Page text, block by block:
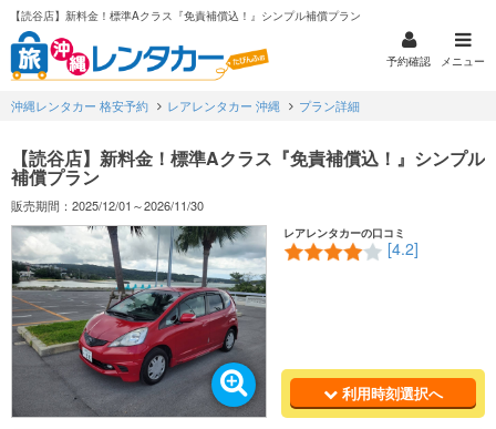
【読谷店】新料金！標準Aクラス『免責補償込！』シンプル補償プラン
予約確認 メニュー
沖縄レンタカー 格安予約 レアレンタカー 沖縄 プラン詳細
【読谷店】新料金！標準Aクラス『免責補償込！』シンプル
補償プラン
販売期間：2025/12/01～2026/11/30
レアレンタカーの口コミ
[4.2]
利用時刻選択へ